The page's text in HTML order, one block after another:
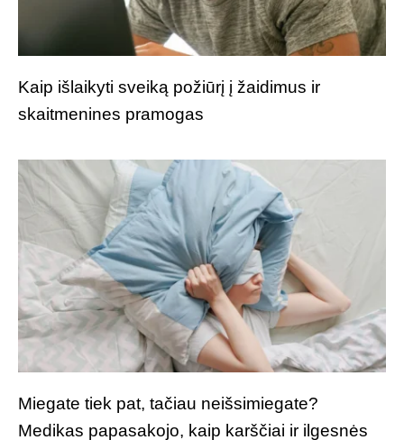
Kaip išlaikyti sveiką požiūrį į žaidimus ir
skaitmenines pramogas
Miegate tiek pat, tačiau neišsimiegate?
Medikas papasakojo, kaip karščiai ir ilgesnės